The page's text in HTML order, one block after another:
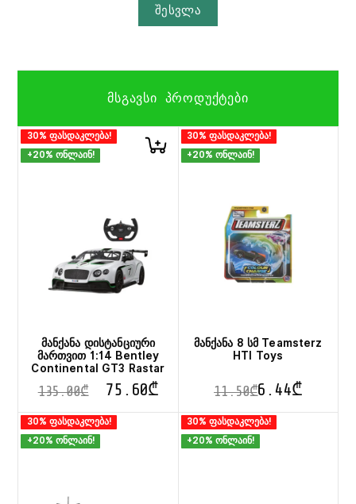
შესვლა
ᲛᲡᲒᲐᲕᲡᲘ ᲞᲠᲝᲓᲣᲥᲢᲔᲑᲘ
30% ფასდაკლება!
+20% ონლაინ!
მანქანა დისტანციური
მართვით 1:14 Bentley
Continental GT3 Rastar
135.00₾ 75.60₾
30% ფასდაკლება!
+20% ონლაინ!
მანქანა 8 სმ Teamsterz
HTI Toys
11.50₾6.44₾
This
product
has
30% ფასდაკლება!
+20% ონლაინ!
30% ფასდაკლება!
+20% ონლაინ!